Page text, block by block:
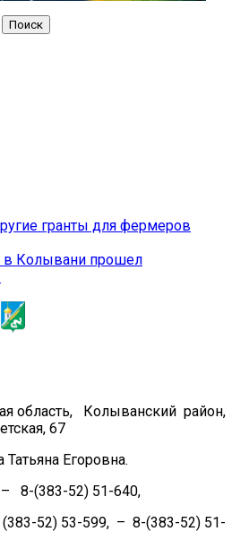
гранты для фермеров
в Колывани прошел
область, Колыванский район,
67
Егоровна.
8-(383-52) 51-640,
52) 53-599, – 8-(383-52) 51-